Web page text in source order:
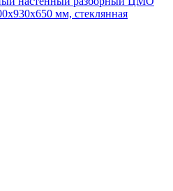
мм, стеклянная